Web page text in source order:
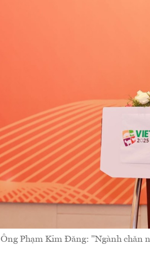
Ông Phạm Kim Đăng: "Ngành chăn